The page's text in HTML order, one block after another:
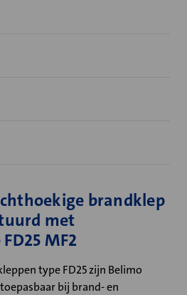
brandklep
met
MF2
type FD25 zijn Belimo
bij brand- en